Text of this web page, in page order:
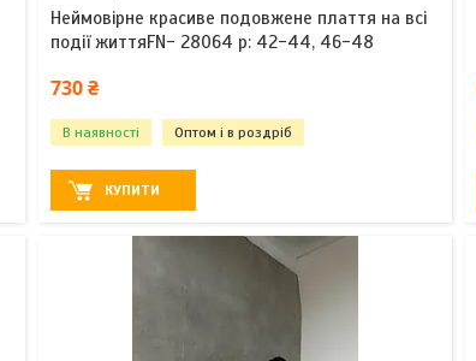
Неймовірне красиве подовжене плаття на всі
події життяFN- 28064 р: 42-44, 46-48
730 ₴
В наявності Оптом і в роздріб
КУПИТИ